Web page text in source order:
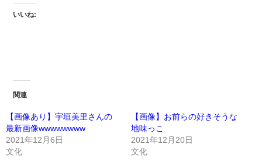
いいね:
関連
【画像あり】宇垣美里さんの
最新画像wwwwwwww
2021年12月6日
文化
【画像】お前らの好きそうな
地味っこ
2021年12月20日
文化